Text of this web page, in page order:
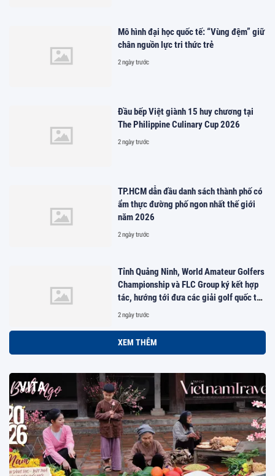
Mô hình đại học quốc tế: “Vùng đệm” giữ
chân nguồn lực tri thức trẻ
2 ngày trước
Đầu bếp Việt giành 15 huy chương tại
The Philippine Culinary Cup 2026
2 ngày trước
TP.HCM dẫn đầu danh sách thành phố có
ẩm thực đường phố ngon nhất thế giới
năm 2026
2 ngày trước
Tỉnh Quảng Ninh, World Amateur Golfers
Championship và FLC Group ký kết hợp
tác, hướng tới đưa các giải golf quốc tế
đến Việt Nam
2 ngày trước
XEM THÊM
VITA